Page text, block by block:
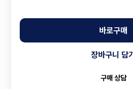
바로구매
장바구니 담기
구매 상담